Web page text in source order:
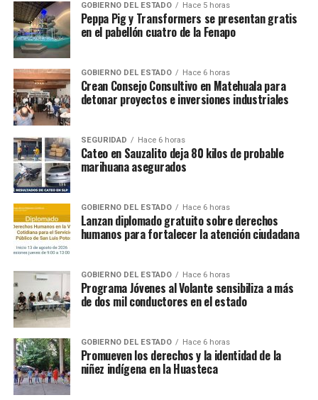
GOBIERNO DEL ESTADO Hace 5 horas
Peppa Pig y Transformers se presentan gratis
en el pabellón cuatro de la Fenapo
GOBIERNO DEL ESTADO Hace 6 horas
Crean Consejo Consultivo en Matehuala para
detonar proyectos e inversiones industriales
SEGURIDAD Hace 6 horas
Cateo en Sauzalito deja 80 kilos de probable
marihuana asegurados
GOBIERNO DEL ESTADO Hace 6 horas
Lanzan diplomado gratuito sobre derechos
humanos para fortalecer la atención ciudadana
GOBIERNO DEL ESTADO Hace 6 horas
Programa Jóvenes al Volante sensibiliza a más
de dos mil conductores en el estado
GOBIERNO DEL ESTADO Hace 6 horas
Promueven los derechos y la identidad de la
niñez indígena en la Huasteca